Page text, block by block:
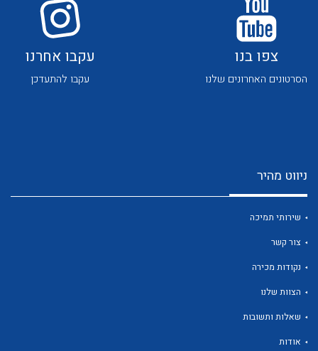
לכל מוצרי היצרן לכל מוצרי היצרן
לכל מוצרי היצרן
צפו בנו
הסרטונים האחרונים שלנו
עקבו אחרנו
עקבו להתעדכן
ניווט מהיר
שירותי תמיכה
צור קשר
נקודות מכירה
הצוות שלנו
שאלות ותשובות
אודות